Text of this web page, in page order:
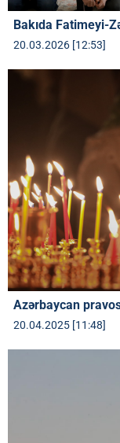
Bakıda Fatimeyi-
20.03.2026 [12:53]
Azərbaycan
20.04.2025 [11:48]